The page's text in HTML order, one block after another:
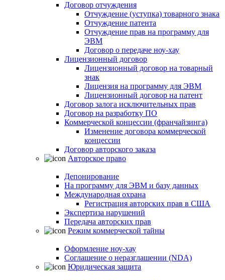
Договор отчуждения
Отчуждение (уступка) товарного знака
Отчуждение патента
Отчуждение прав на программу для
ЭВМ
Договор о передаче ноу-хау
Лицензионный договор
Лицензионный договор на товарный
знак
Лицензия на программу для ЭВМ
Лицензионный договор на патент
Договор залога исключительных прав
Договор на разработку ПО
Коммерческой концессии (франчайзинга)
Изменение договора коммерческой
концессии
Договор авторского заказа
Авторское право
Депонирование
На программу для ЭВМ и базу данных
Международная охрана
Регистрация авторских прав в США
Экспертиза нарушений
Передача авторских прав
Режим коммерческой тайны
Оформление ноу-хау
Соглашение о неразглашении (NDA)
Юридическая защита